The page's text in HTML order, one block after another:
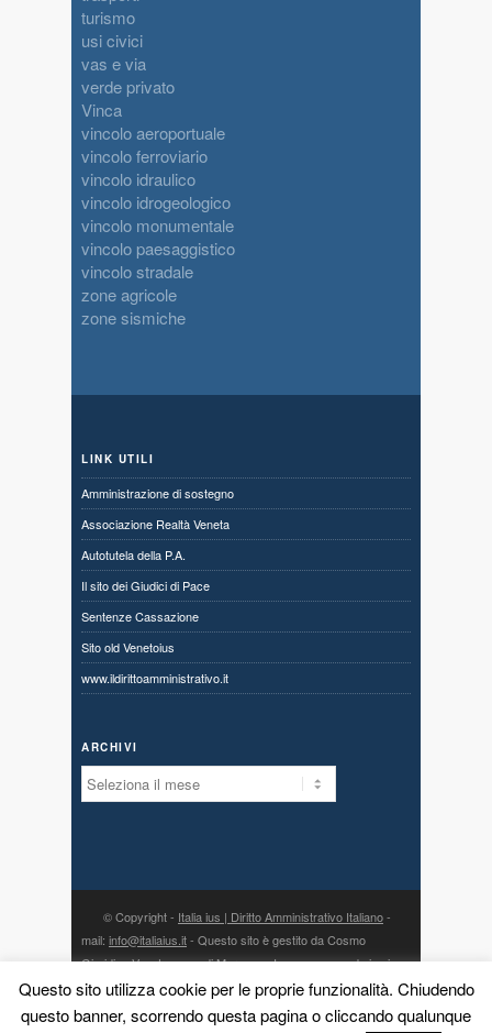
turismo
usi civici
vas e via
verde privato
Vinca
vincolo aeroportuale
vincolo ferroviario
vincolo idraulico
vincolo idrogeologico
vincolo monumentale
vincolo paesaggistico
vincolo stradale
zone agricole
zone sismiche
LINK UTILI
Amministrazione di sostegno
Associazione Realtà Veneta
Autotutela della P.A.
Il sito dei Giudici di Pace
Sentenze Cassazione
Sito old Venetoius
www.ildirittoamministrativo.it
ARCHIVI
Archivi
© Copyright - Italia ius | Diritto Amministrativo Italiano-
mail: info@italiaius.it- Questo sito è gestito da Cosmo
Giuridico Veneto s.a.s. di Marangon Ivonne, con sede in via
Centro 80, fraz. Priabona 36030 Monte di Malo (VI) - P. IVA
03775960242 - PEC: cosmogiuridicoveneto@legalmail.it
- la
Questo sito utilizza cookie per le proprie funzionalità. Chiudendo
questo banner, scorrendo questa pagina o cliccando qualunque